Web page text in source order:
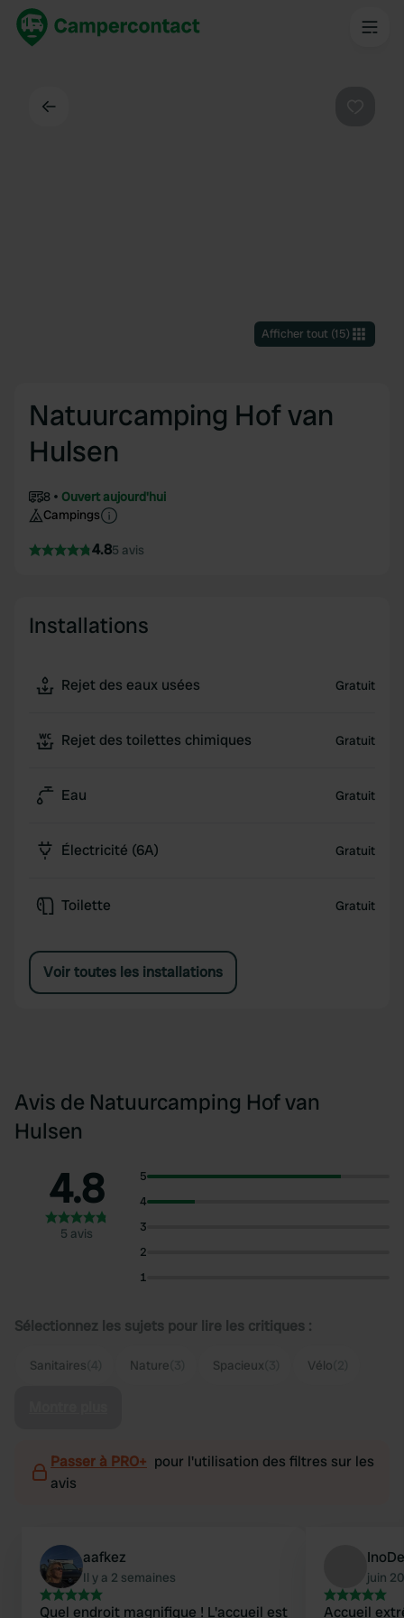
Afficher tout(15)
Natuurcamping Hof van
Hulsen
8
Ouvert aujourd'hui
Campings
4.85 avis
Installations
Rejet des eaux usées Gratuit
Rejet des toilettes chimiques Gratuit
Eau Gratuit
Électricité (6A) Gratuit
Toilette Gratuit
Voir toutes les installations
Avis de Natuurcamping Hof van
Hulsen
4.8
5 avis
5
4
3
2
1
Sélectionnez les sujets pour lire les critiques :
Sanitaires Nature Spacieux Vélo
Passer à PRO+ pour l'utilisation des filtres sur les
avis
aafkez
Il y a 2 semaines
Quel endroit magnifique ! L'accueil est
juin
Accueil